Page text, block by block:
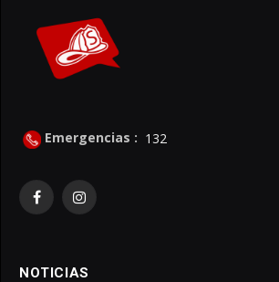
Emergencias : 132
FacebookInstagram
NOTICIAS